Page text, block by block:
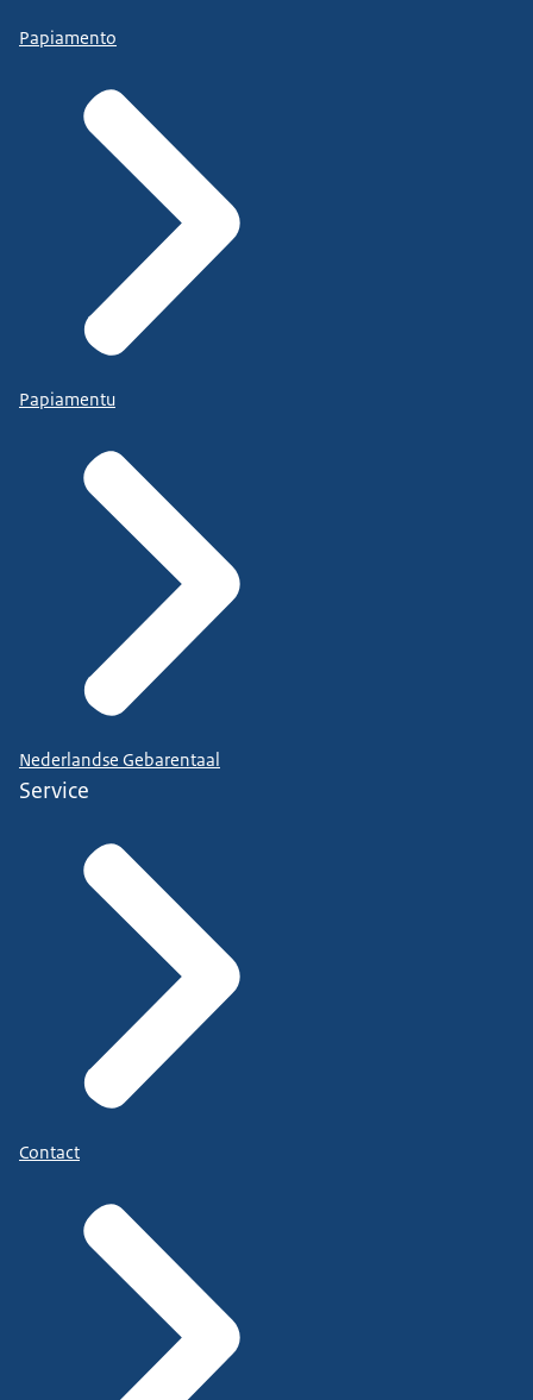
Papiamento
Papiamentu
Nederlandse Gebarentaal
Service
Contact